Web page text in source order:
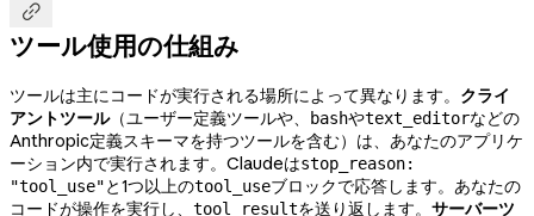

ツール使用の仕組み
ツールは主にコードが実行される場所によって異なります。 クライ
アントツール（ユーザー定義ツールや、 bashやtext_editorなどの
Anthropic定義スキーマを持つツールを含む）は、あなたのアプリケ
ーション内で実行されます。Claudeはstop_reason:
"tool_use"と1つ以上のtool_useブロックで応答します。あなたの
コードが操作を実行し、 tool_resultを送り返します。 サーバーツ